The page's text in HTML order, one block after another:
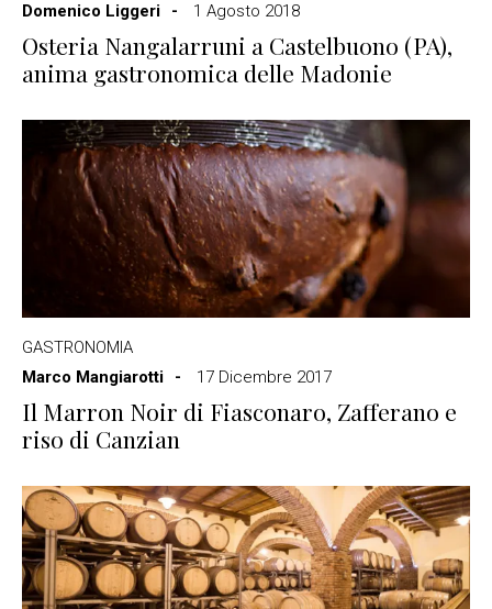
Domenico Liggeri
1 Agosto 2018
Osteria Nangalarruni a Castelbuono (PA),
anima gastronomica delle Madonie
GASTRONOMIA
Marco Mangiarotti
17 Dicembre 2017
Il Marron Noir di Fiasconaro, Zafferano e
riso di Canzian